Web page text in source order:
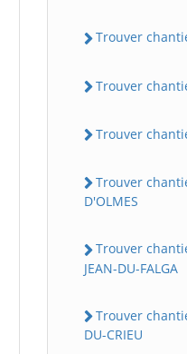
Trouver
Trouver
Trouver
Trouver
D'OLMES
Trouver
JEAN-DU-FALGA
Trouver
DU-CRIEU